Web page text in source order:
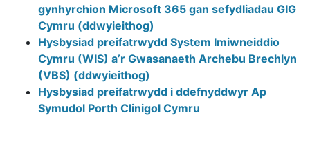
gynhyrchion Microsoft 365 gan sefydliadau GIG
Cymru (ddwyieithog)
Hysbysiad preifatrwydd System Imiwneiddio
Cymru (WIS) a’r Gwasanaeth Archebu Brechlyn
(VBS) (ddwyieithog)
Hysbysiad preifatrwydd i ddefnyddwyr Ap
Symudol Porth Clinigol Cymru